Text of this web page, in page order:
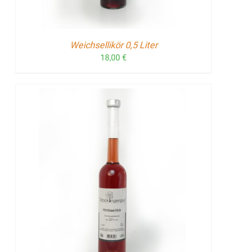
Weichsellikör 0,5 Liter
18,00 €